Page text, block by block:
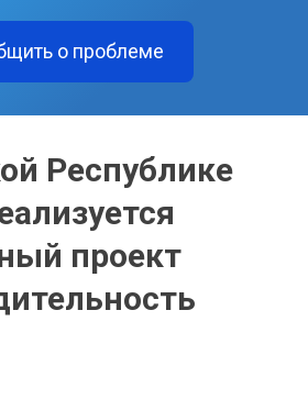
о проблеме
Республике
проект